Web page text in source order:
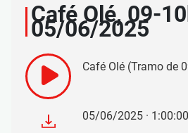
Café Olé, 09-
05/06/2025
Café Olé (Tramo de
05/06/2025 · 1:00:00